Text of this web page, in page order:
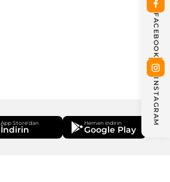
App Store'dan
İndirin
Hemen indirin
Google Play
FACEBOOK
INSTAGRAM